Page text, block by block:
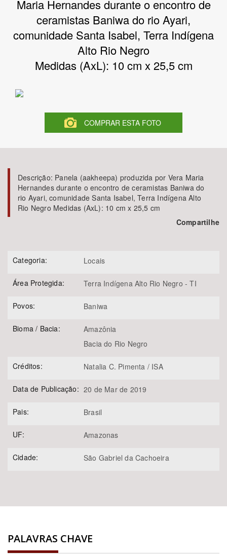
Bioma / Bacia
Maria Hernandes durante o encontro de
ceramistas Baniwa do rio Ayari,
comunidade Santa Isabel, Terra Indígena
Alto Rio Negro
Medidas (AxL): 10 cm x 25,5 cm
COMPRAR ESTA FOTO
Descrição: Panela (aakheepa) produzida por Vera Maria
Hernandes durante o encontro de ceramistas Baniwa do
rio Ayari, comunidade Santa Isabel, Terra Indígena Alto
Rio Negro Medidas (AxL): 10 cm x 25,5 cm
Compartilhe
Categoria: Locais
Área Protegida: Terra Indígena Alto Rio Negro - TI
Povos: Baniwa
Bioma / Bacia:
Amazônia
Bacia do Rio Negro
Créditos: Natalia C. Pimenta / ISA
Data de Publicação: 20 de Mar de 2019
Pais: Brasil
UF: Amazonas
Cidade: São Gabriel da Cachoeira
PALAVRAS CHAVE